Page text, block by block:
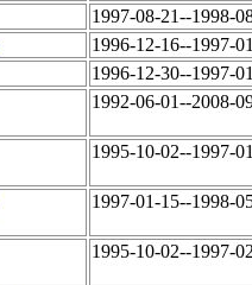
1997-08-21--1998-
1996-12-16--1997-
1996-12-30--1997-
1992-06-01--2008-
1995-10-02--1997-
1997-01-15--1998-
1995-10-02--1997-